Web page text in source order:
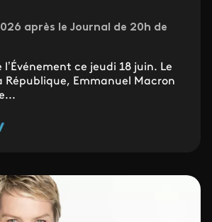
après le Journal de 20h de
l’Événement ce jeudi 18 juin. Le
République, Emmanuel Macron